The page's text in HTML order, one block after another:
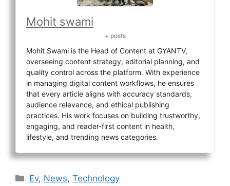
Mohit swami
+ posts
Mohit Swami is the Head of Content at GYANTV,
overseeing content strategy, editorial planning, and
quality control across the platform. With experience
in managing digital content workflows, he ensures
that every article aligns with accuracy standards,
audience relevance, and ethical publishing
practices. His work focuses on building trustworthy,
engaging, and reader-first content in health,
lifestyle, and trending news categories.
Categories
Ev, News,Technology